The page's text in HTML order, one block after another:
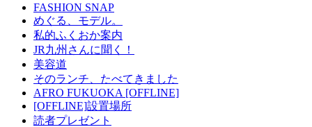
FASHION SNAP
めぐる、モデル。
私的ふくおか案内
JR九州さんに聞く！
美容道
そのランチ、たべてきました
AFRO FUKUOKA [OFFLINE]
[OFFLINE]設置場所
読者プレゼント